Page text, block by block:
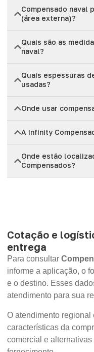
Compensado naval
(área externa)?
Quais são as
naval?
Quais espessuras
usadas?
Onde usar
A Infinity
Onde estão
Compensados?
Cotação e
entrega
Para consultar
informe a aplicação, o
e o destino. Esses
atendimento para sua
O atendimento
características da
comercial e